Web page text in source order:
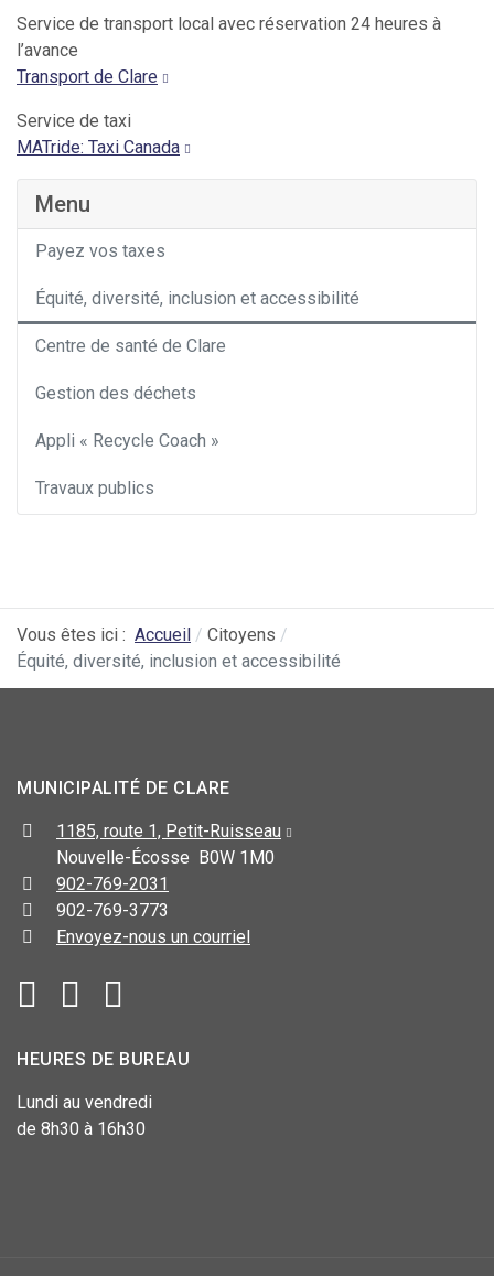
Service de transport local avec réservation 24 heures à
l’avance
Transport de Clare
Service de taxi
MATride: Taxi Canada
Menu
Payez vos taxes
Équité, diversité, inclusion et accessibilité
Centre de santé de Clare
Gestion des déchets
Appli « Recycle Coach »
Travaux publics
Vous êtes ici : Accueil
Citoyens
Équité, diversité, inclusion et accessibilité
MUNICIPALITÉ DE CLARE
1185, route 1, Petit-Ruisseau
Nouvelle-Écosse B0W 1M0
902-769-2031
902-769-3773
Envoyez-nous un courriel
HEURES DE BUREAU
Lundi au vendredi
de 8h30 à 16h30